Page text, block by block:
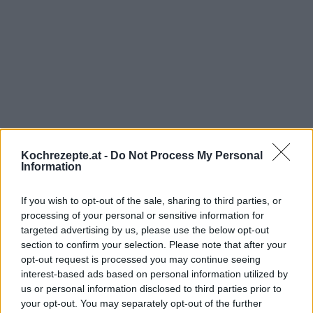
Kochrezepte.at - Do Not Process My Personal
Information
If you wish to opt-out of the sale, sharing to third parties, or
processing of your personal or sensitive information for
targeted advertising by us, please use the below opt-out
section to confirm your selection. Please note that after your
opt-out request is processed you may continue seeing
interest-based ads based on personal information utilized by
us or personal information disclosed to third parties prior to
your opt-out. You may separately opt-out of the further
Interessante Rezeptsammlungen
Geheimrezepte/ Kräuter und Gewürze Rezepte/ Schnelle
Rezepte - Schnelle Gerichte/ Suppen Rezepte/ Suppeneinlagen
Rezepte